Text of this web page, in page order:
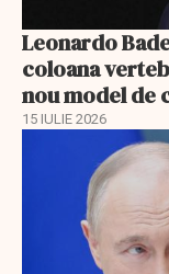
Leonardo
coloana
nou model de
15 IULIE 2026